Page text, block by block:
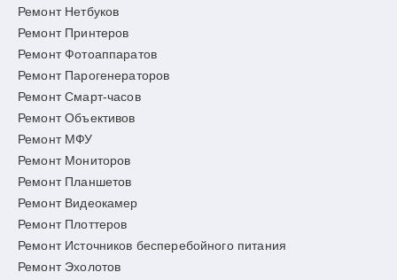
Ремонт Нетбуков
Ремонт Принтеров
Ремонт Фотоаппаратов
Ремонт Парогенераторов
Ремонт Смарт-часов
Ремонт Объективов
Ремонт МФУ
Ремонт Мониторов
Ремонт Планшетов
Ремонт Видеокамер
Ремонт Плоттеров
Ремонт Источников бесперебойного питания
Ремонт Эхолотов